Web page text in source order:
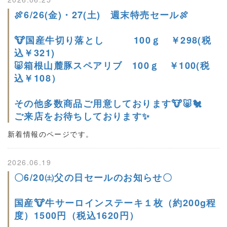
🍖6/26(金)・27(土) 週末特売セール🍖
🐮国産牛切り落とし 100ｇ ￥298(税
込￥321)
🐷箱根山麓豚スペアリブ 100ｇ ￥100(税
込￥108）
その他多数商品ご用意しております🐮🐷🐔
ご来店をお待ちしております✨
新着情報のページです。
2026.06.19
〇6/20㈯父の日セールのお知らせ〇
国産🐮牛サーロインステーキ１枚（約200g程
度）1500円（税込1620円）